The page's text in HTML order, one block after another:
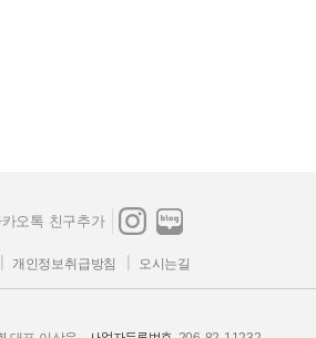
카오톡 친구추가
개인정보취급방침 오시는길